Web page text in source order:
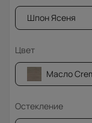
Шпон Ясеня
Цвет
Масло
Остекление